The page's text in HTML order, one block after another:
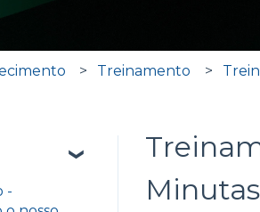
Treinamento
Minutas
-